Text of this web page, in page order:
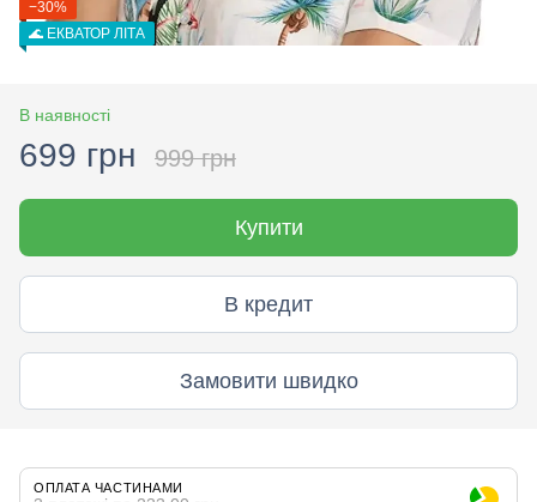
−30%
🌊 ЕКВАТОР ЛІТА
В наявності
699 грн 999 грн
Купити
В кредит
Замовити швидко
ОПЛАТА ЧАСТИНАМИ